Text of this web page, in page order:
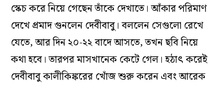
স্কেচ করে নিয়ে গেছেন তাঁকে দেখাতে। আঁকার পরিমাণ
দেখে প্রমাদ গুনলেন দেবীবাবু। বললেন সেগুলো রেখে
যেতে, আর দিন ২০-২২ বাদে আসতে, তখন ছবি নিয়ে
কথা হবে। তারপর মাসখানেক কেটে গেল। হঠাৎ করেই
দেবীবাবু কালীকিঙ্করের খোঁজ শুরু করেন এবং আরেক